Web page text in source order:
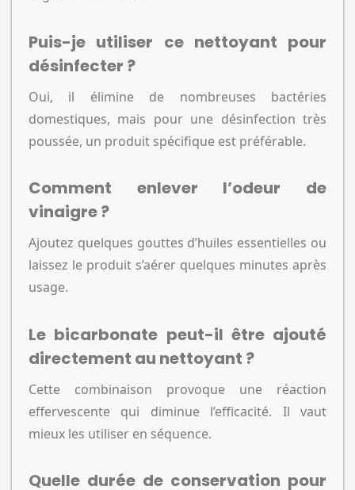
Puis-je utiliser ce nettoyant pour
désinfecter ?
Oui, il élimine de nombreuses bactéries
domestiques, mais pour une désinfection très
poussée, un produit spécifique est préférable.
Comment enlever l’odeur de
vinaigre ?
Ajoutez quelques gouttes d’huiles essentielles ou
laissez le produit s’aérer quelques minutes après
usage.
Le bicarbonate peut-il être ajouté
directement au nettoyant ?
Cette combinaison provoque une réaction
effervescente qui diminue l’efficacité. Il vaut
mieux les utiliser en séquence.
Quelle durée de conservation pour